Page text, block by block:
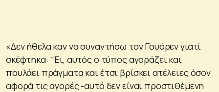
«Δεν ήθελα καν να συναντήσω τον Γουόρεν γιατί
σκέφτηκα: “Έι, αυτός ο τύπος αγοράζει και
πουλάει πράγματα και έτσι βρίσκει ατέλειες όσον
αφορά τις αγορές -αυτό δεν είναι προστιθέμενη